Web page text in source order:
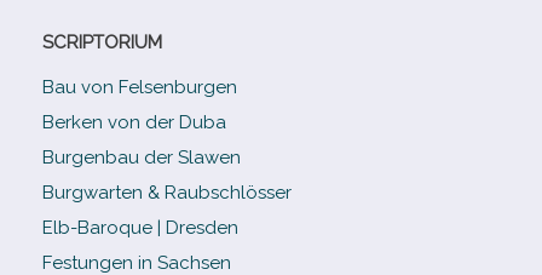
SCRIPTORIUM
Bau von Felsenburgen
Berken von der Duba
Burgenbau der Slawen
Burgwarten & Raubschlösser
Elb-​Baroque | Dresden
Festungen in Sachsen